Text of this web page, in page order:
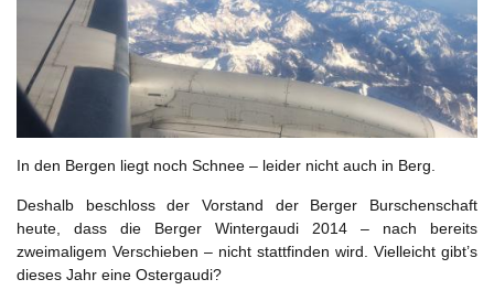
In den Bergen liegt noch Schnee – leider nicht auch in Berg.
Deshalb beschloss der Vorstand der Berger Burschenschaft
heute, dass die Berger Wintergaudi 2014 – nach bereits
zweimaligem Verschieben – nicht stattfinden wird. Vielleicht gibt’s
dieses Jahr eine Ostergaudi?